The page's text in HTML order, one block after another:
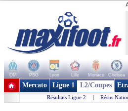
OM PSG Lyon Lille Monaco Chelsea
+ de clubs
Mercato Ligue 1 L2/Coupes
Résultats Ligue 2 | Résus